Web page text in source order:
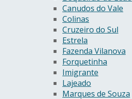
Canudos do Vale
Colinas
Cruzeiro do Sul
Estrela
Fazenda Vilanova
Forquetinha
Imigrante
Lajeado
Marques de Souza